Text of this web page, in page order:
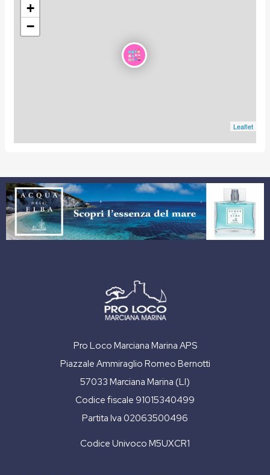
+
−
Leaflet
Pro Loco Marciana Marina APS
Piazzale Ammiraglio Romeo Bernotti
57033 Marciana Marina (LI)
Codice fiscale 91015340499
Partita Iva 02063500496
Codice Univoco M5UXCR1